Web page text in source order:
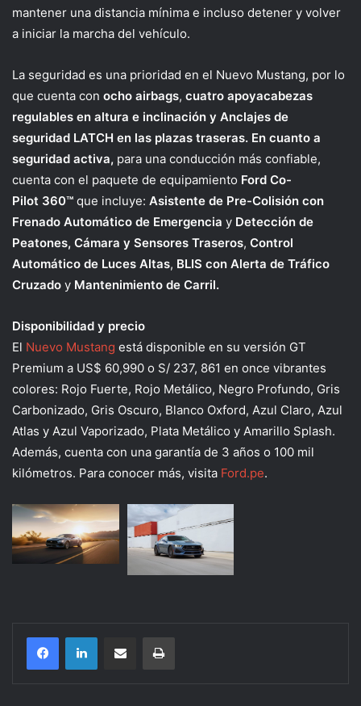
mantener una distancia mínima e incluso detener y volver
a iniciar la marcha del vehículo.
La seguridad es una prioridad en el Nuevo Mustang, por lo
que cuenta con ocho airbags, cuatro apoyacabezas
regulables en altura e inclinación y Anclajes de
seguridad LATCH en las plazas traseras. En cuanto a
seguridad activa, para una conducción más confiable,
cuenta con el paquete de equipamiento Ford Co-
Pilot 360™ que incluye: Asistente de Pre-Colisión con
Frenado Automático de Emergencia y Detección de
Peatones, Cámara y Sensores Traseros, Control
Automático de Luces Altas, BLIS con Alerta de Tráfico
Cruzado y Mantenimiento de Carril.
Disponibilidad y precio
El Nuevo Mustang está disponible en su versión GT
Premium a US$ 60,990 o S/ 237, 861 en once vibrantes
colores: Rojo Fuerte, Rojo Metálico, Negro Profundo, Gris
Carbonizado, Gris Oscuro, Blanco Oxford, Azul Claro, Azul
Atlas y Azul Vaporizado, Plata Metálico y Amarillo Splash.
Además, cuenta con una garantía de 3 años o 100 mil
kilómetros. Para conocer más, visita Ford.pe.
Compartir por correo electrónicoImprimir